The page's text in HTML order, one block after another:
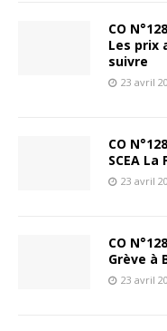
CO
Les prix
suivre
23 avril
CO
SCEA
23 avril
CO
Grève à
23 avril